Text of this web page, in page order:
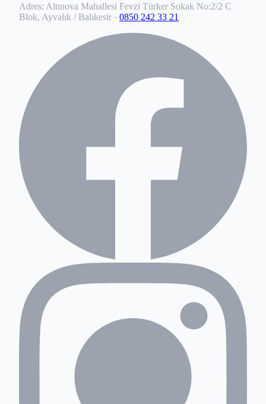
Adres: Altınova Mahallesi Fevzi Türker Sokak No:2/2 C
Blok, Ayvalık / Balıkesir · 0850 242 33 21